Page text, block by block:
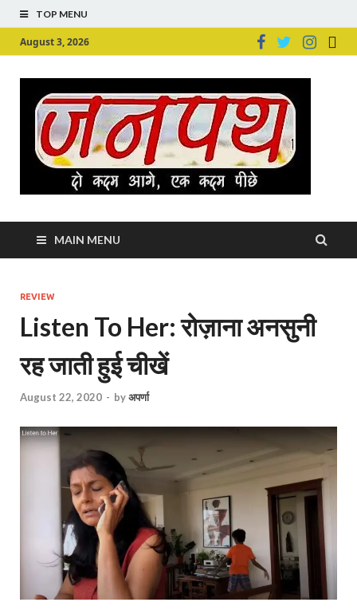
TOP MENU
August 3, 2026
MAIN MENU
REVIEW
Listen To Her: रोज़ाना अनसुनी
रह जाती हुई चीखें
August 22, 2020 - byअपर्णा